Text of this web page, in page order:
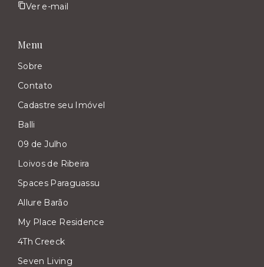
Ver e-mail
Menu
Sobre
Contato
Cadastre seu Imóvel
Balli
09 de Julho
Loivos de Ribeira
Spaces Paraguassu
Allure Barão
My Place Residence
4Th Creeck
Seven Living